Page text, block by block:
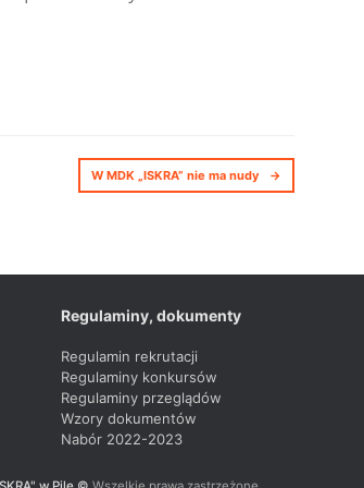
W MDK „ISKRA” nie ma nudy →
Regulaminy, dokumenty
Regulamin rekrutacji
Regulaminy konkursów
Regulaminy przeglądów
Wzory dokumentów
Nabór 2022-2023